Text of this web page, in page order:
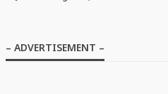
– ADVERTISEMENT –